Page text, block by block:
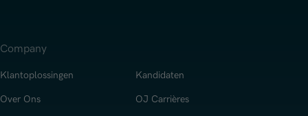
Company
Klantoplossingen Kandidaten
Over Ons OJ Carrières